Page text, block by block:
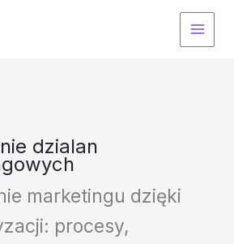
dzialan
marketingu dzięki
procesy,